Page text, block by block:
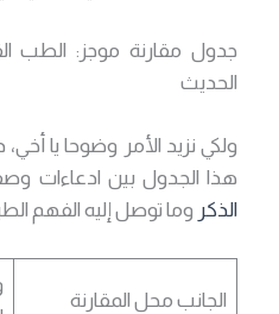
جدول مقارنة موجز: الطب
الحديث
ولكي نزيد الأمر وضوحا يا
هذا الجدول بين ادعاءات
الذكر وما توصل إليه الفهم
الجانب محل المقارنة